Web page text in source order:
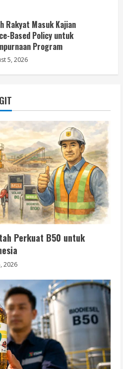
81 RI, Pemerintah Perkuat
Ketahanan Energi Indonesia
5, 2026
Ketergantungan Impor
81 RI, B50 dan Agenda Besar
Indonesia dari
BBM Impor
5, 2026
Strategis Menuju
Energi Indonesia
5, 2026
Rakyat Masuk Kajian
Based Policy untuk
Program
5, 2026
Perkuat B50 untuk
2026